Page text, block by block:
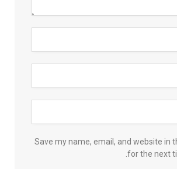
Save my name, email, and website in
for the next